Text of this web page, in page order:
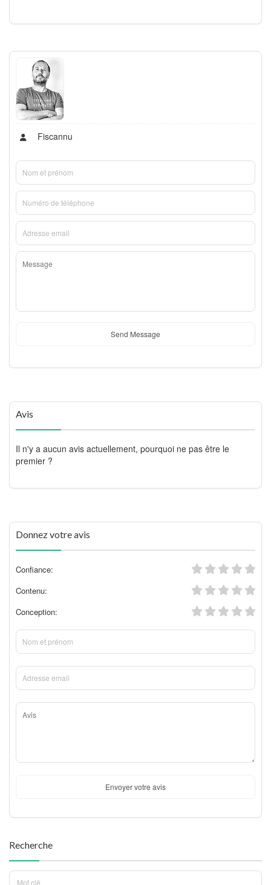
Fiscannu
Send Message
Avis
Il n'y a aucun avis actuellement, pourquoi ne pas être le
premier ?
Donnez votre avis
Confiance:
Contenu:
Conception:
Envoyer votre avis
Recherche